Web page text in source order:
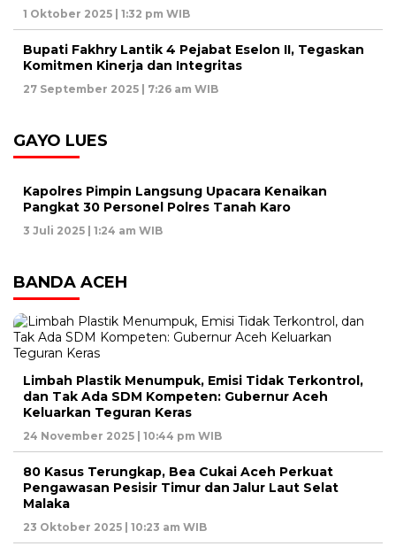
1 Oktober 2025 | 1:32 pm WIB
Bupati Fakhry Lantik 4 Pejabat Eselon II, Tegaskan
Komitmen Kinerja dan Integritas
27 September 2025 | 7:26 am WIB
GAYO LUES
Kapolres Pimpin Langsung Upacara Kenaikan
Pangkat 30 Personel Polres Tanah Karo
3 Juli 2025 | 1:24 am WIB
BANDA ACEH
Limbah Plastik Menumpuk, Emisi Tidak Terkontrol,
dan Tak Ada SDM Kompeten: Gubernur Aceh
Keluarkan Teguran Keras
24 November 2025 | 10:44 pm WIB
80 Kasus Terungkap, Bea Cukai Aceh Perkuat
Pengawasan Pesisir Timur dan Jalur Laut Selat
Malaka
23 Oktober 2025 | 10:23 am WIB